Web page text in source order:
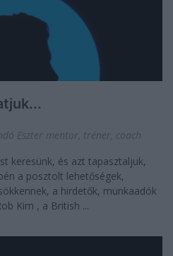
Eszter mentor, tréner, coach
keresünk, és azt tapasztaljuk,
a posztolt lehetőségek,
a hirdetők, munkaadók
lassabban reagálnak? Rob Kim , a British ...